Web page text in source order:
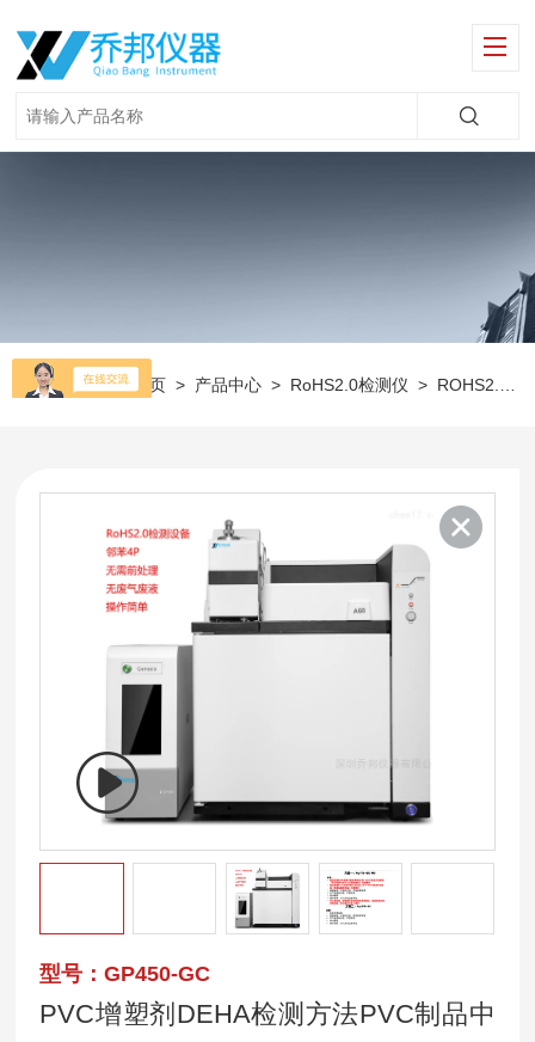
当前位置： 首页 > 产品中心 > RoHS2.0检测仪 > ROHS2.0环保检测仪
型号：GP450-GC
PVC增塑剂DEHA检测方法PVC制品中